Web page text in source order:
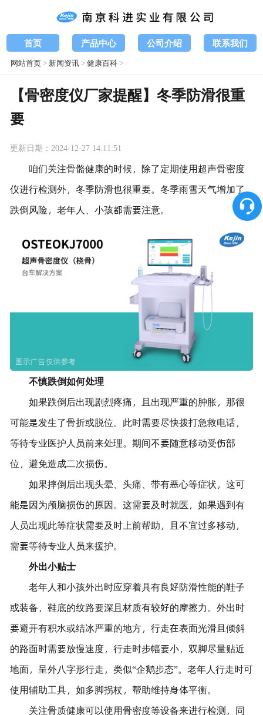
首页 产品中心 公司介绍 联系我们
网站首页> 新闻资讯>健康百科>
【骨密度仪厂家提醒】冬季防滑很重
要
更新日期：2024-12-27 14:11:51
咱们关注骨骼健康的时候，除了定期使用超声骨密度
仪进行检测外，冬季防滑也很重要。冬季雨雪天气增加了
跌倒风险，老年人、小孩都需要注意。
不慎跌倒如何处理
如果跌倒后出现剧烈疼痛，且出现严重的肿胀，那很
可能是发生了骨折或脱位。此时需要尽快拨打急救电话，
等待专业医护人员前来处理。期间不要随意移动受伤部
位，避免造成二次损伤。
如果摔倒后出现头晕、头痛、带有恶心等症状，这可
能是因为颅脑损伤的原因。这需要及时就医，如果遇到有
人员出现此等症状需要及时上前帮助，且不宜过多移动，
需要等待专业人员来援护。
外出小贴士
老年人和小孩外出时应穿着具有良好防滑性能的鞋子
或装备，鞋底的纹路要深且材质有较好的摩擦力。外出时
要避开有积水或结冰严重的地方，行走在表面光滑且倾斜
的路面时需要放慢速度，行走时步幅要小，双脚尽量贴近
地面，呈外八字形行走，类似“企鹅步态”。老年人行走时可
使用辅助工具，如多脚拐杖，帮助维持身体平衡。
关注骨质健康可以使用骨密度等设备来进行检测，同